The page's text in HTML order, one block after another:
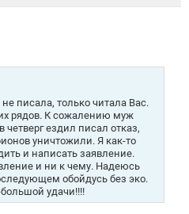
писала, только читала Вас.
рядов. К сожалению муж
четверг ездил писал отказ,
уничтожили. Я как-то
и написать заявление.
и ни к чему. Надеюсь
обойдусь без эко.
удачи!!!!